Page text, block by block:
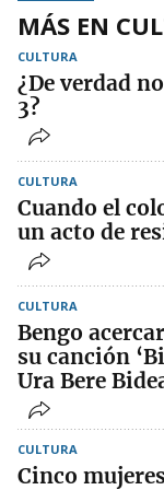
MÁS EN
CULTURA
¿De verdad
3?
CULTURA
Cuando el
un acto de
CULTURA
Bengo
su canción
Ura Bere
CULTURA
Cinco